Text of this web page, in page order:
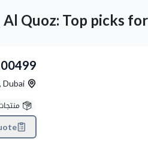
Al Quoz: Top picks
, Dubai